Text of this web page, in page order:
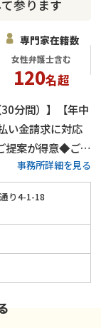
参ります
専門家在籍数
女性弁護士含む
120名超
分間）】【年中
い金請求に対応
提案が得意◆ご契
から大丈夫」と思
ら借金問題の解決
事務所詳細を見る
り4-1-18